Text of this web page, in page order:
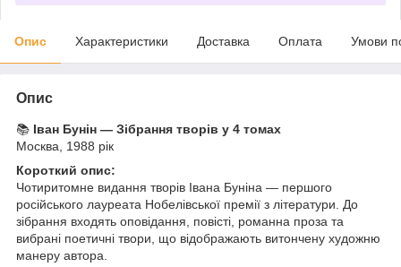
Опис Характеристики Доставка Оплата Умови
Опис
📚 Іван Бунін — Зібрання творів у 4 томах
Москва, 1988 рік
Короткий опис:
Чотиритомне видання творів Івана Буніна — першого
російського лауреата Нобелівської премії з літератури. До
зібрання входять оповідання, повісті, романна проза та
вибрані поетичні твори, що відображають витончену художню
манеру автора.